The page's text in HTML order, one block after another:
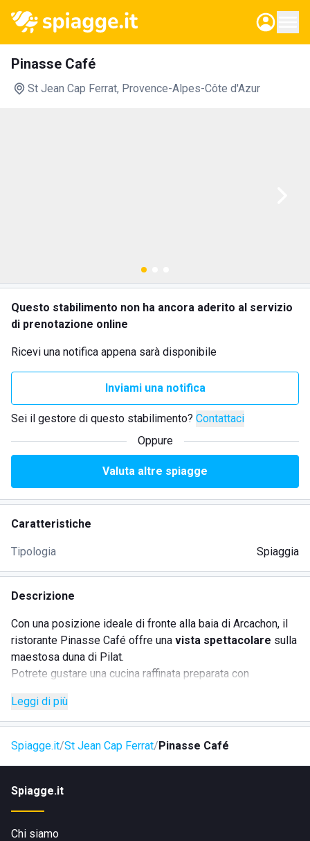
Pinasse Café
St Jean Cap Ferrat, Provence-Alpes-Côte d'Azur
Questo stabilimento non ha ancora aderito al servizio
di prenotazione online
Ricevi una notifica appena sarà disponibile
Inviami una notifica
Sei il gestore di questo stabilimento? Contattaci
Oppure
Valuta altre spiagge
Caratteristiche
Tipologia Spiaggia
Descrizione
Con una posizione ideale di fronte alla baia di Arcachon, il
ristorante Pinasse Café offre una vista spettacolare sulla
maestosa duna di Pilat.
Potrete gustare una cucina raffinata preparata con
Leggi di più
Spiagge.it St Jean Cap Ferrat Pinasse Café
Spiagge.it
Chi siamo